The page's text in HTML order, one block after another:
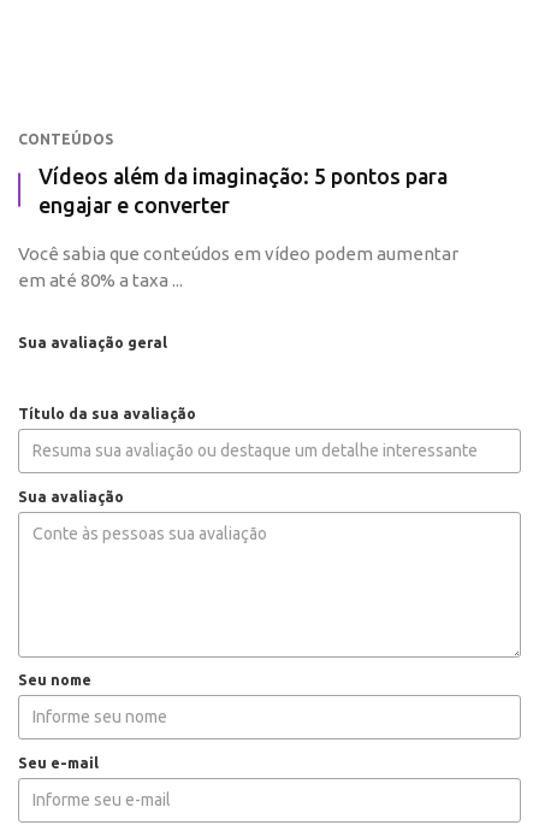
CONTEÚDOS
Vídeos além da imaginação: 5 pontos para
engajar e converter
Você sabia que conteúdos em vídeo podem aumentar
em até 80% a taxa ...
Sua avaliação geral
Título da sua avaliação
Sua avaliação
Seu nome
Seu e-mail